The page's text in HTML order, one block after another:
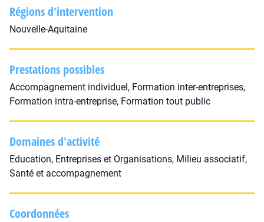
Régions d'intervention
Nouvelle-Aquitaine
Prestations possibles
Accompagnement individuel, Formation inter-entreprises,
Formation intra-entreprise, Formation tout public
Domaines d'activité
Education, Entreprises et Organisations, Milieu associatif,
Santé et accompagnement
Coordonnées